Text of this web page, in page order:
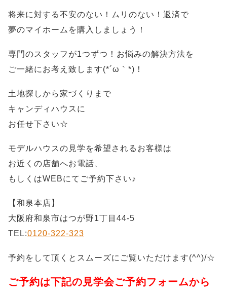
将来に対する不安のない！ムリのない！返済で
夢のマイホームを購入しましょう！
専門のスタッフが1つずつ！お悩みの解決方法を
ご一緒にお考え致します(*´ω｀*)！
土地探しから家づくりまで
キャンディハウスに
お任せ下さい☆
モデルハウスの見学を希望されるお客様は
お近くの店舗へお電話、
もしくはWEBにてご予約下さい♪
【和泉本店】
大阪府和泉市はつが野1丁目44-5
TEL:0120-322-323
予約をして頂くとスムーズにご覧いただけます(^^)/☆
ご予約は下記の見学会ご予約フォームから